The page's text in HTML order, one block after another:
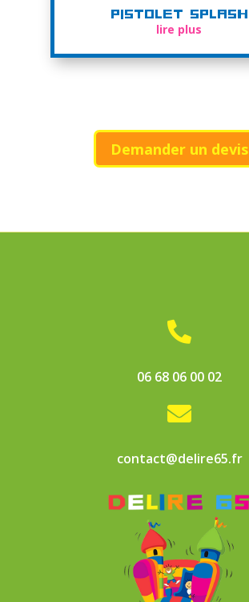
Pistolet Splash
lire plus
Demander un devis

06 68 06 00 02

contact@delire65.fr